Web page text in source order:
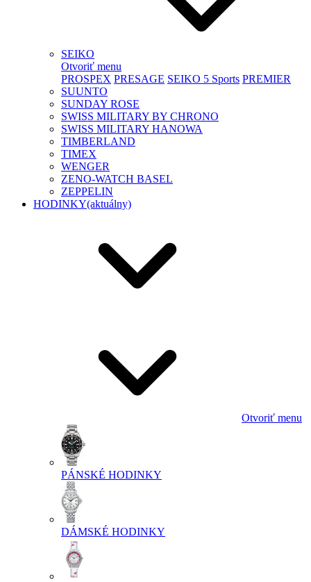
SEIKO
Otvoriť menu
PROSPEX PRESAGE SEIKO 5 Sports PREMIER
SUUNTO
SUNDAY ROSE
SWISS MILITARY BY CHRONO
SWISS MILITARY HANOWA
TIMBERLAND
TIMEX
WENGER
ZENO-WATCH BASEL
ZEPPELIN
HODINKY(aktuálny)
Otvoriť menu
PÁNSKÉ HODINKY
DÁMSKÉ HODINKY